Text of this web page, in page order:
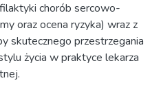
chorób sercowo-
oraz ocena ryzyka) wraz z
skutecznego przestrzegania
życia w praktyce lekarza